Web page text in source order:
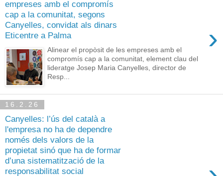
empreses amb el compromís
cap a la comunitat, segons
Canyelles, convidat als dinars
Eticentre a Palma
›
Alinear el propòsit de les empreses amb el
compromís cap a la comunitat, element clau del
lideratge Josep Maria Canyelles, director de
Resp...
16.2.26
Canyelles: l’ús del català a
l'empresa no ha de dependre
només dels valors de la
propietat sinó que ha de formar
d’una sistematització de la
responsabilitat social